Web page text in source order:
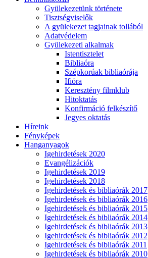
Gyülekezetünk története
Tisztségviselők
A gyülekezet tagjainak tollából
Adatvédelem
Gyülekezeti alkalmak
Istentisztelet
Bibliaóra
Szépkorúak bibliaórája
Ifióra
Keresztény filmklub
Hitoktatás
Konfirmáció felkészítő
Jegyes oktatás
Híreink
Fényképek
Hanganyagok
Igehirdetések 2020
Evangélizációk
Igehirdetések 2019
Igehirdetések 2018
Igehirdetések és bibliaórák 2017
Igehirdetések és bibliaórák 2016
Igehirdetések és bibliaórák 2015
Igehirdetések és bibliaórák 2014
Igehirdetések és bibliaórák 2013
Igehirdetések és bibliaórák 2012
Igehirdetések és bibliaórák 2011
Igehirdetések és bibliaórák 2010